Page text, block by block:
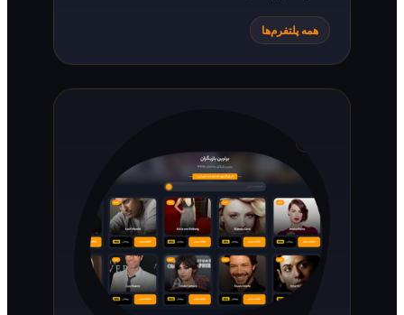
همه پلتفرم‌ها